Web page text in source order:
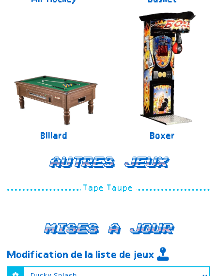
Billard Boxer
Autres jeux
Tape Taupe
Mises a jour
Modification de la liste de jeux